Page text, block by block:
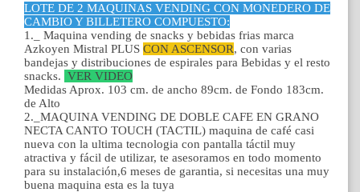
LOTE DE 2 MAQUINAS VENDING CON MONEDERO DE
CAMBIO Y BILLETERO COMPUESTO:
1._ Maquina vending de snacks y bebidas frias marca
Azkoyen Mistral PLUS CON ASCENSOR, con varias
bandejas y distribuciones de espirales para Bebidas y el resto
snacks. VER VIDEO
Medidas Aprox. 103 cm. de ancho 89cm. de Fondo 183cm.
de Alto
2._MAQUINA VENDING DE DOBLE CAFE EN GRANO
NECTA CANTO TOUCH (TACTIL) maquina de café casi
nueva con la ultima tecnologia con pantalla táctil muy
atractiva y fácil de utilizar, te asesoramos en todo momento
para su instalación,6 meses de garantia, si necesitas una muy
buena maquina esta es la tuya